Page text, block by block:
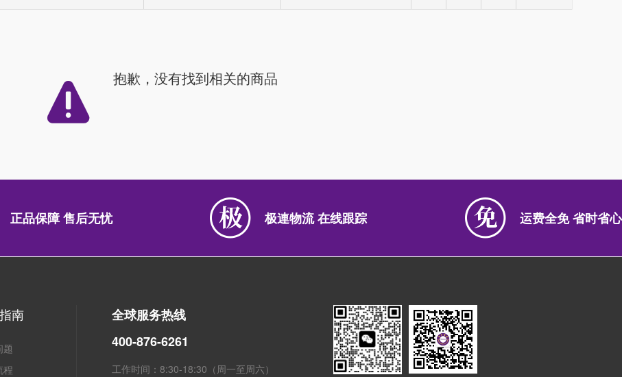
抱歉，没有找到相关的商品
正品保障 售后无忧 极連物流 在线跟踪 运费全免 省时省心
南
题
程
全球服务热线
400-876-6261
工作时间：8:30-18:30（周一至周六）